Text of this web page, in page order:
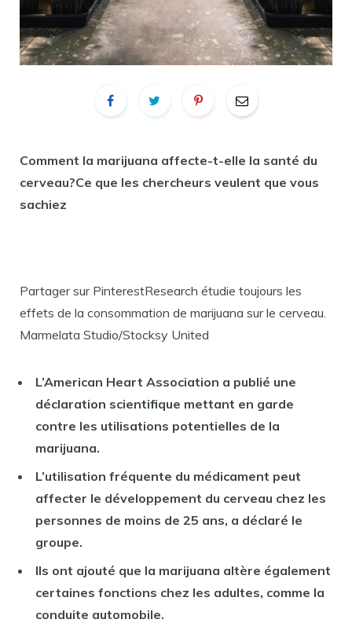
Comment la marijuana affecte-t-elle la santé du
cerveau?Ce que les chercheurs veulent que vous
sachiez
Partager sur PinterestResearch étudie toujours les
effets de la consommation de marijuana sur le cerveau.
Marmelata Studio/Stocksy United
L’American Heart Association a publié une
déclaration scientifique mettant en garde
contre les utilisations potentielles de la
marijuana.
L’utilisation fréquente du médicament peut
affecter le développement du cerveau chez les
personnes de moins de 25 ans, a déclaré le
groupe.
Ils ont ajouté que la marijuana altère également
certaines fonctions chez les adultes, comme la
conduite automobile.